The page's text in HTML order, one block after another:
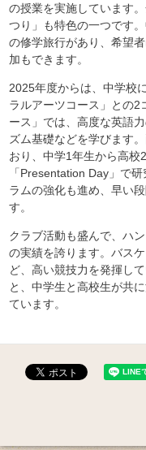
の授業を実施しています
つり」も特色の一つです
の修学旅行があり、希望
加もできます。
2025年度からは、中学校
ラルアーツコース」との2
ース」では、高度な英語
ズム基礎などを学びます
おり、中学1年生から高校
「Presentation Day」で
ラムの強化も進め、早い
す。
クラブ活動も盛んで、ハ
の実績を誇ります。バス
ど、高い競技力を発揮し
と、中学生と高校生が共
ています。